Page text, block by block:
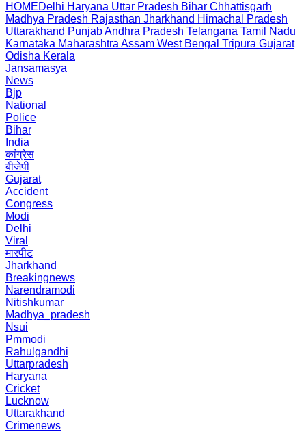
HOMEDelhi Haryana Uttar Pradesh Bihar Chhattisgarh
Madhya Pradesh Rajasthan Jharkhand Himachal Pradesh
Uttarakhand PunjabAndhra Pradesh Telangana Tamil Nadu
Karnataka Maharashtra Assam West Bengal Tripura Gujarat
Odisha Kerala
Jansamasya
News
Bjp
National
Police
Bihar
India
कांग्रेस
बीजेपी
Gujarat
Accident
Congress
Modi
Delhi
Viral
मारपीट
Jharkhand
Breakingnews
Narendramodi
Nitishkumar
Madhya_pradesh
Nsui
Pmmodi
Rahulgandhi
Uttarpradesh
Haryana
Cricket
Lucknow
Uttarakhand
Crimenews